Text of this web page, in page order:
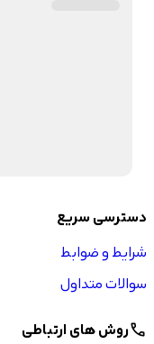
دسترسی سریع
شرایط و ضوابط
سوالات متداول
callروش های ارتباطی